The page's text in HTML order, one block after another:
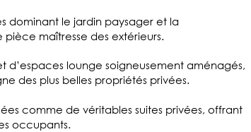
dominant le jardin paysager et la
maîtresse des extérieurs.
d’espaces lounge soigneusement aménagés,
des plus belles propriétés privées.
comme de véritables suites privées, offrant
occupants.